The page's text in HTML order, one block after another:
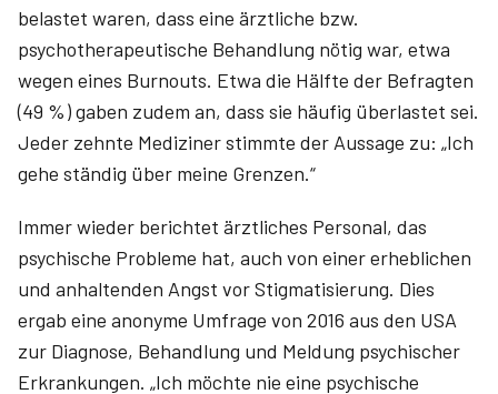
belastet waren, dass eine ärztliche bzw.
psychotherapeutische Behandlung nötig war, etwa
wegen eines Burnouts. Etwa die Hälfte der Befragten
(49 %) gaben zudem an, dass sie häufig überlastet sei.
Jeder zehnte Mediziner stimmte der Aussage zu: „Ich
gehe ständig über meine Grenzen.“
Immer wieder berichtet ärztliches Personal, das
psychische Probleme hat, auch von einer erheblichen
und anhaltenden Angst vor Stigmatisierung. Dies
ergab eine anonyme Umfrage von 2016 aus den USA
zur Diagnose, Behandlung und Meldung psychischer
Erkrankungen. „Ich möchte nie eine psychische